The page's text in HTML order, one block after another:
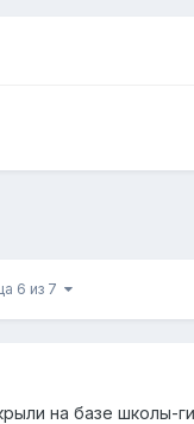
6 из 7
на базе школы-